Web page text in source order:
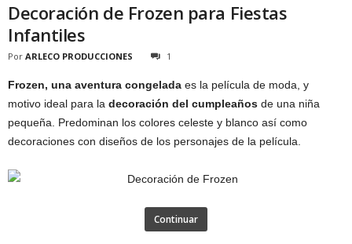
Decoración de Frozen para Fiestas
Infantiles
Por ARLECO PRODUCCIONES 1
Frozen, una aventura congelada es la película de moda, y
motivo ideal para la decoración del cumpleaños de una niña
pequeña. Predominan los colores celeste y blanco así como
decoraciones con diseños de los personajes de la película.
Continuar